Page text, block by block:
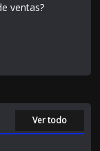
ventas?
Ver todo